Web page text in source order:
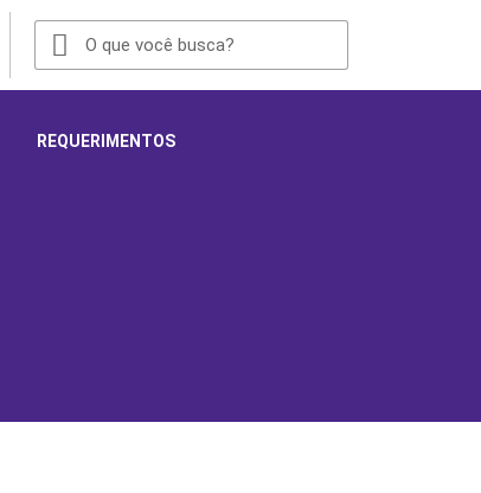
REQUERIMENTOS